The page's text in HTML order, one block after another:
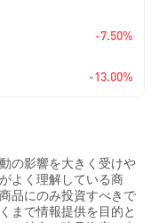
-7.50%
-13.00%
の影響を大きく受けや
よく理解している商
品にのみ投資すべきで
まで情報提供を目的と